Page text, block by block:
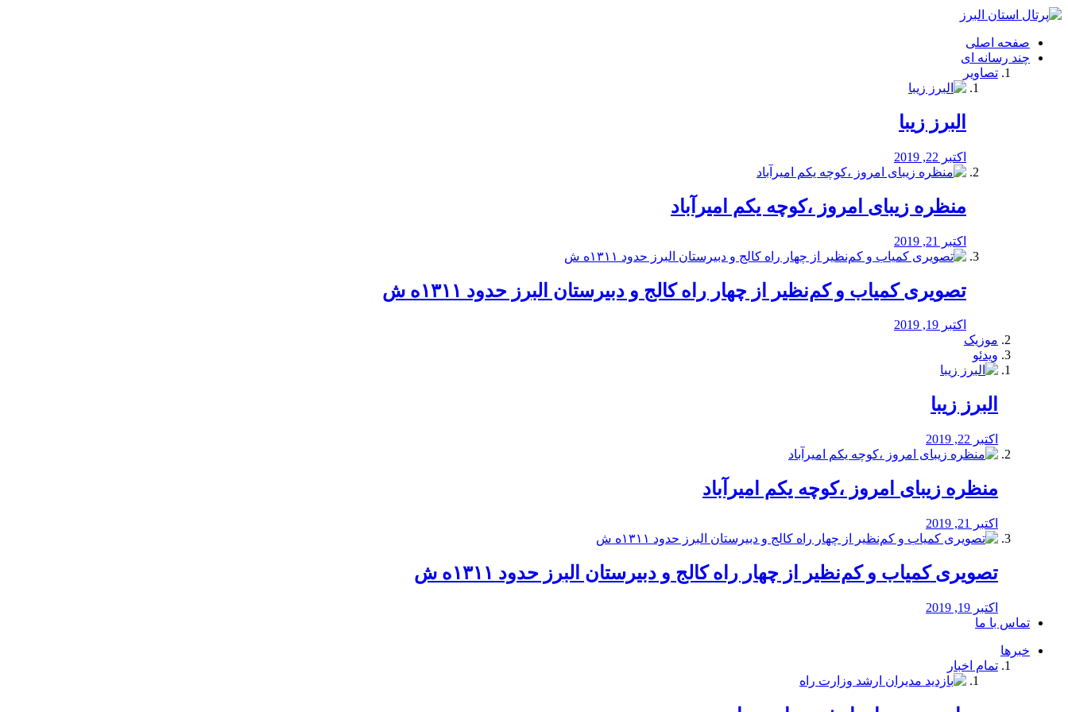
فصد
شرق
تهران
خشکشویی
صفحه اصلی
چند رسانه ای
تصاویر
البرز زیبا
اکتبر 22, 2019
منظره‌‌ زیبای امروز ،کوچه یکم امیرآباد
اکتبر 21, 2019
️تصویری کمیاب و کم‌نظیر از چهار راه كالج و دبيرستان البرز حدود ۱۳۱۱ه ش
اکتبر 19, 2019
موزیک
ویدئو
البرز زیبا
اکتبر 22, 2019
منظره‌‌ زیبای امروز ،کوچه یکم امیرآباد
اکتبر 21, 2019
️تصویری کمیاب و کم‌نظیر از چهار راه كالج و دبيرستان البرز حدود ۱۳۱۱ه ش
اکتبر 19, 2019
تماس با ما
خبرها
تمام اخبار